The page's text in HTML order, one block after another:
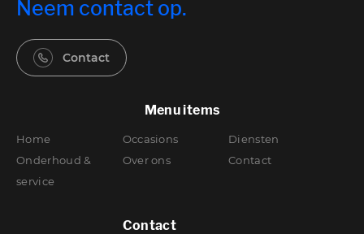
Neem contact op.
Contact
Menu items
Home Occasions
Diensten
Onderhoud &
service
Over ons Contact
Contact